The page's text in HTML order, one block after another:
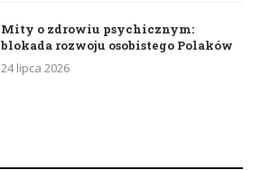
Mity o zdrowiu psychicznym:
blokada rozwoju osobistego Polaków
24 lipca 2026